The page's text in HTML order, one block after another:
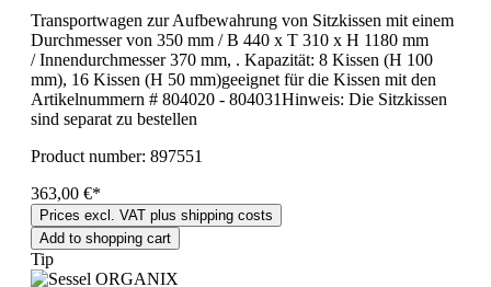
Transportwagen zur Aufbewahrung von Sitzkissen mit einem
Durchmesser von 350 mm / B 440 x T 310 x H 1180 mm
/ Innendurchmesser 370 mm, . Kapazität: 8 Kissen (H 100
mm), 16 Kissen (H 50 mm)geeignet für die Kissen mit den
Artikelnummern # 804020 - 804031Hinweis: Die Sitzkissen
sind separat zu bestellen
Product number: 897551
363,00 €*
Prices excl. VAT plus shipping costs
Add to shopping cart
Tip